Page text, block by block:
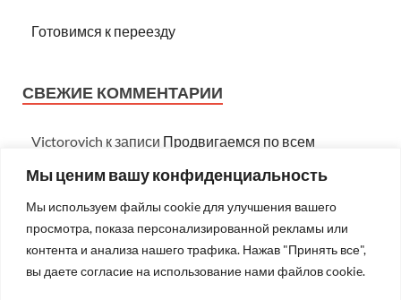
Мы ценим вашу конфиденциальность
Мы используем файлы cookie для улучшения вашего
просмотра, показа персонализированной рекламы или
контента и анализа нашего трафика. Нажав "Принять все",
вы даете согласие на использование нами файлов cookie.
Готовимся к переезду
СВЕЖИЕ КОММЕНТАРИИ
Victorovich к записи Продвигаемся по всем
Victorovichк записиПроедаем основной капитал
yurijк записиНеопровержим в своей правде
robot